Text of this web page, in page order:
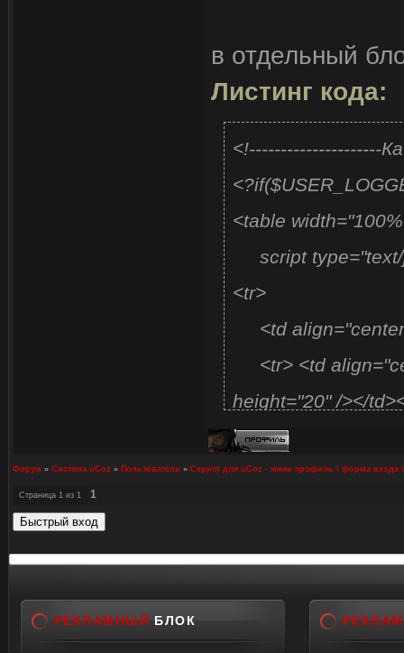
height: 24px;
text-
}
#vkprof1 li a:link,
color: #000;
display:
background:
padding: 8px
}
#vkprof1 li
padding: 8px 0
в отдельный
Листинг кода:
<!---------------------
<table
script type="text/
<tr>
<td
<tr> <td
height="20" /></
</td>
Форум » Система uCoz » Пользователи » Скрипт для uСoz - мини профиль \ форма входа \
Страница 1 из 1 1
РЕКЛАМНЫЙ БЛОК